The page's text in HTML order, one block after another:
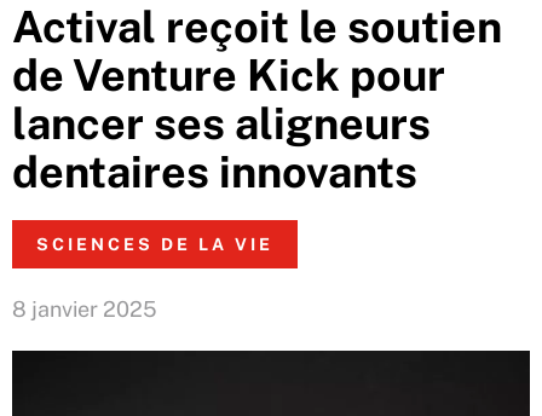
Actival reçoit le soutien
de Venture Kick pour
lancer ses aligneurs
dentaires innovants
SCIENCES DE LA VIE
8 janvier 2025